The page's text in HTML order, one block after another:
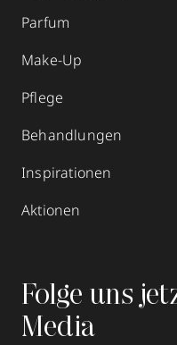
Parfum
Make-Up
Pflege
Behandlungen
Inspirationen
Aktionen
Folge uns
Media